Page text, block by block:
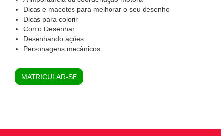
Dicas e macetes para melhorar o seu desenho
Dicas para colorir
Como Desenhar
Desenhando ações
Personagens mecânicos
MATRICULAR-SE